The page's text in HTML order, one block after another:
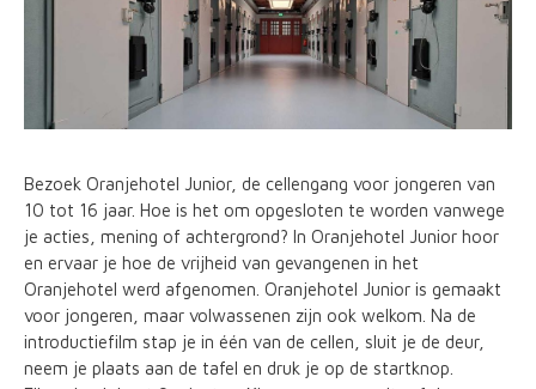
Bezoek Oranjehotel Junior, de cellengang voor jongeren van
10 tot 16 jaar. Hoe is het om opgesloten te worden vanwege
je acties, mening of achtergrond? In Oranjehotel Junior hoor
en ervaar je hoe de vrijheid van gevangenen in het
Oranjehotel werd afgenomen. Oranjehotel Junior is gemaakt
voor jongeren, maar volwassenen zijn ook welkom. Na de
introductiefilm stap je in één van de cellen, sluit je de deur,
neem je plaats aan de tafel en druk je op de startknop.